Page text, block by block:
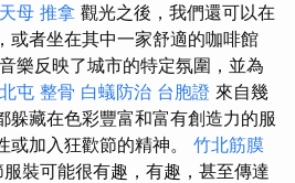
天母 推拿 觀光之後，我們還可以在
或者坐在其中一家舒適的咖啡館
樂反映了城市的特定氛圍，並為
北屯 整骨 白蟻防治 台胞證 來自幾
躲藏在色彩豐富和富有創造力的服
或加入狂歡節的精神。 竹北筋膜
裝可能很有趣，有趣，甚至傳達